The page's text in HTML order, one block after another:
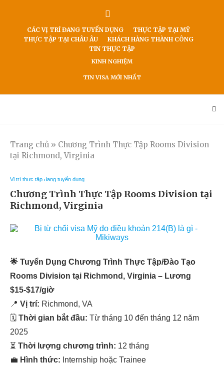
CÁC VỊ TRÍ ĐANG TUYỂN DỤNG
THỰC TẬP TẠI MỸ
THỰC TẬP TẠI CHÂU ÂU
KHÁCH HÀNG THÀNH CÔNG
TIN THỰC TẬP
KINH NGHIỆM
TIN VISA MỚI NHẤT
Trang chủ » Chương Trình Thực Tập Rooms Division
tại Richmond, Virginia
Vị trí thực tập đang tuyển dụng
Chương Trình Thực Tập Rooms Division tại
Richmond, Virginia
🌟 Tuyển Dụng Chương Trình Thực Tập/Đào Tạo
Rooms Division tại Richmond, Virginia – Lương
$15-$17/giờ
📍 Vị trí: Richmond, VA
🗓 Thời gian bắt đầu: Từ tháng 10 đến tháng 12 năm
2025
⏳ Thời lượng chương trình: 12 tháng
💼 Hình thức: Internship hoặc Trainee